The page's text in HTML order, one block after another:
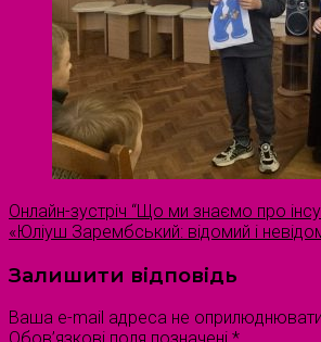
Онлайн-зустріч “Що ми знаємо про
«Юліуш Зарембський: відомий і
Залишити відповідь
Ваша e-mail адреса не